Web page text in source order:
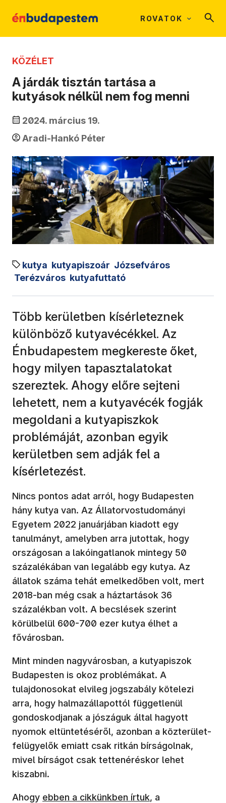
ROVATOK
KÖZÉLET
A járdák tisztán tartása a
kutyások nélkül nem fog menni
2024. március 19.
Aradi-Hankó Péter
kutya kutyapiszoár Józsefváros
Terézváros kutyafuttató
Több kerületben kísérleteznek
különböző kutyavécékkel. Az
Énbudapestem megkereste őket,
hogy milyen tapasztalatokat
szereztek. Ahogy előre sejteni
lehetett, nem a kutyavécék fogják
megoldani a kutyapiszkok
problémáját, azonban egyik
kerületben sem adják fel a
kísérletezést.
Nincs pontos adat arról, hogy Budapesten
hány kutya van. Az Állatorvostudományi
Egyetem 2022 januárjában kiadott egy
tanulmányt, amelyben arra jutottak, hogy
országosan a lakóingatlanok mintegy 50
százalékában van legalább egy kutya. Az
állatok száma tehát emelkedőben volt, mert
2018-ban még csak a háztartások 36
százalékban volt. A becslések szerint
körülbelül 600-700 ezer kutya élhet a
fővárosban.
Mint minden nagyvárosban, a kutyapiszok
Budapesten is okoz problémákat. A
tulajdonosokat elvileg jogszabály kötelezi
arra, hogy halmazállapottól függetlenül
gondoskodjanak a jószáguk által hagyott
nyomok eltüntetéséről, azonban a közterület-
felügyelők emiatt csak ritkán bírságolnak,
mivel bírságot csak tettenéréskor lehet
kiszabni.
Ahogy (új ablakban nyílik meg)
ebben a cikkünkben írtuk, a